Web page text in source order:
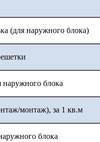
(для наружного блока)
наружного блока
монтаж), за 1 кв.м
блока